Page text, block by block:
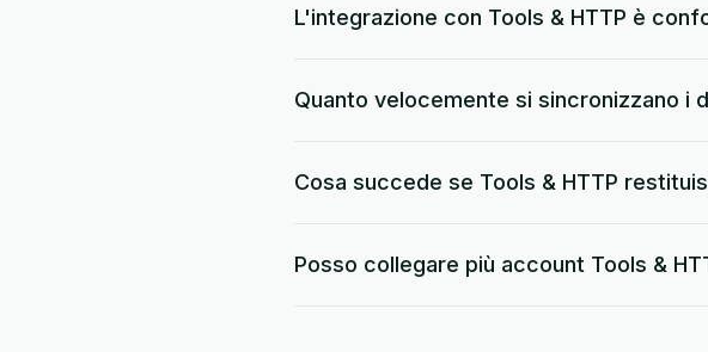
L'integrazione con Tools & HTTP è
Quanto velocemente si sincronizzano i
Cosa succede se Tools & HTTP
Posso collegare più account Tools &